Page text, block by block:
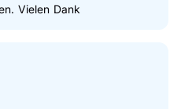
Vielen Dank